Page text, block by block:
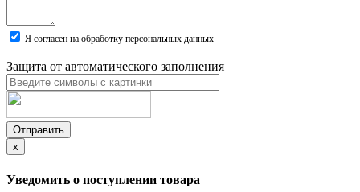
Я согласен на обработку персональных данных
Защита от автоматического заполнения
Отправить
x
Уведомить о поступлении товара